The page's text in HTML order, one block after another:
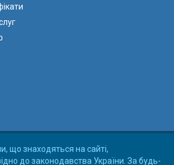
що знаходяться на сайті,
до законодавства України. За будь-